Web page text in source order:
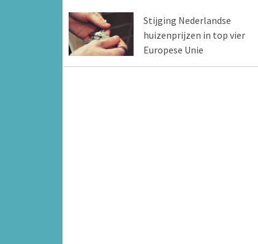
Stijging Nederlandse
huizenprijzen in top vier
Europese Unie